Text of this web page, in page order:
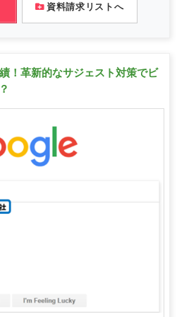
資料請求リストへ
！革新的なサジェスト対策でビ